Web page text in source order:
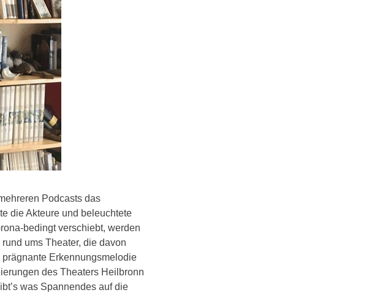
Podcasts das
die Akteure und beleuchtete
bedingt verschiebt, werden
ums Theater, die davon
Erkennungsmelodie
des Theaters Heilbronn
was Spannendes auf die